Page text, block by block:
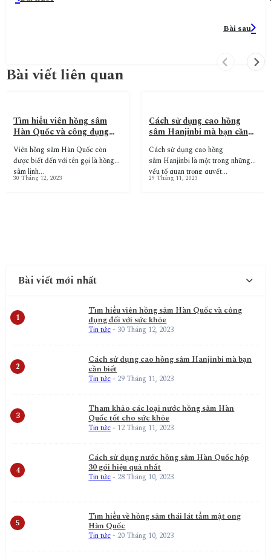
Bài sau
Bài viết liên quan
Tìm hiểu viên hồng sâm
Hàn Quốc và công dụng
đối với sức khỏe
Viên hồng sâm Hàn Quốc còn
được biết đến với tên gọi là hồng
sâm linh…
30 Tháng 12, 2023
Cách sử dụng cao hồng
sâm Hanjinbi mà bạn cần
biết
Cách sử dụng cao hồng
sâm Hanjinbi là một trong những
yếu tố quan trọng quyết…
29 Tháng 11, 2023
Bài viết mới nhất
Tìm hiểu viên hồng sâm Hàn Quốc và công
dụng đối với sức khỏe
Tin tức- 30 Tháng 12, 2023
Cách sử dụng cao hồng sâm Hanjinbi mà bạn
cần biết
Tin tức- 29 Tháng 11, 2023
Tham khảo các loại nước hồng sâm Hàn
Quốc tốt cho sức khỏe
Tin tức- 12 Tháng 11, 2023
Cách sử dụng nước hồng sâm Hàn Quốc hộp
30 gói hiệu quả nhất
Tin tức- 28 Tháng 10, 2023
Tìm hiểu về hồng sâm thái lát tẩm mật ong
Hàn Quốc
Tin tức- 20 Tháng 10, 2023